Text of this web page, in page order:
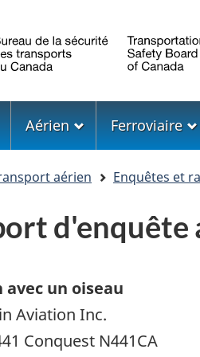
Aérien Ferroviaire
aérien Enquêtes et
avec un oiseau
Aviation Inc.
Conquest N441CA